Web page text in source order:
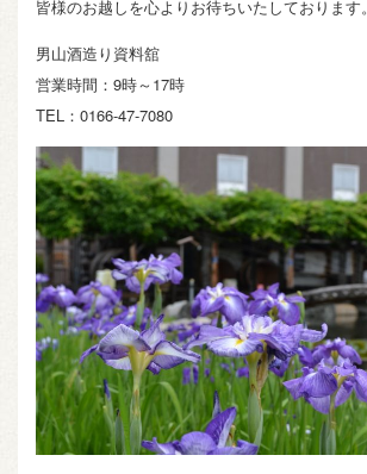
皆様のお越しを心よりお待ちいたしております。
男山酒造り資料舘
営業時間：9時～17時
TEL：0166-47-7080